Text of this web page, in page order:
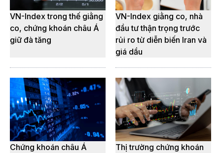
VN-Index trong thế giằng
co, chứng khoán châu Á
giữ đà tăng
VN-Index giằng co, nhà
đầu tư thận trọng trước
rủi ro từ diễn biến Iran và
giá dầu
Chứng khoán châu Á
Thị trường chứng khoán